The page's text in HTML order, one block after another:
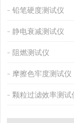
铅笔硬度测试仪
静电衰减测试仪
阻燃测试仪
摩擦色牢度测试仪
颗粒过滤效率测试